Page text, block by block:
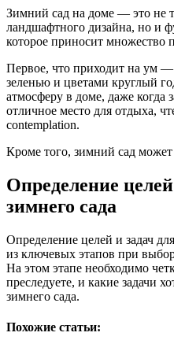
Зимний сад на доме — это не
ландшафтного дизайна, но и
которое приносит множество
Первое, что приходит на ум —
зеленью и цветами круглый
атмосферу в доме, даже когда
отличное место для отдыха,
contemplation.
Кроме того, зимний сад может
Определение
зимнего сада
Определение целей и задач
из ключевых этапов при
На этом этапе необходимо
преследуете, и какие задачи
зимнего сада.
Похожие статьи: